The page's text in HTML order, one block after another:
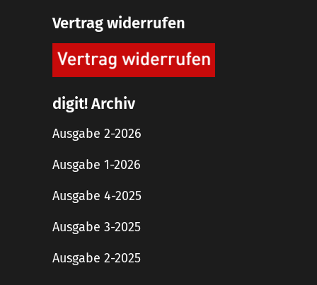
Vertrag widerrufen
digit! Archiv
Ausgabe 2-2026
Ausgabe 1-2026
Ausgabe 4-2025
Ausgabe 3-2025
Ausgabe 2-2025